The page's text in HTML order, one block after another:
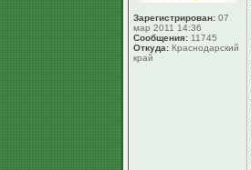
Зарегистрирован: 07
мар 2011 14:36
Сообщения: 11745
Откуда: Краснодарский
край